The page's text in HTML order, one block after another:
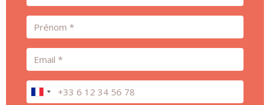
Prénom
Email
Téléphone